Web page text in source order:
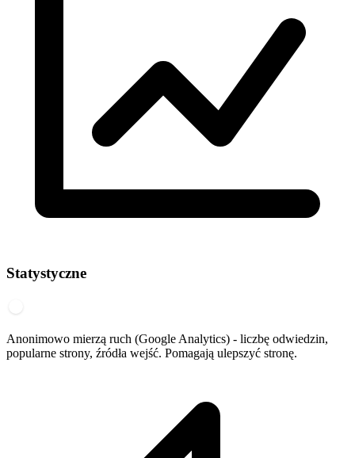
Statystyczne
Anonimowo mierzą ruch (Google Analytics) - liczbę odwiedzin,
popularne strony, źródła wejść. Pomagają ulepszyć stronę.